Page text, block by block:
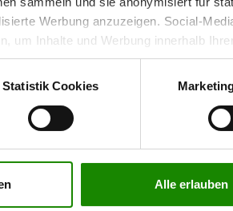
Werbung anzuzeigen. Social-
um Inhalte und Werbung innerhalb
den notwendigen Cookies zulassen
wollen, oder auf „ Einverstanden
“,
weitere Informationen lesen Sie bitte
Statistik Cookies
Alle erlauben
Ausstattungen sind
Comfortkopfstützen